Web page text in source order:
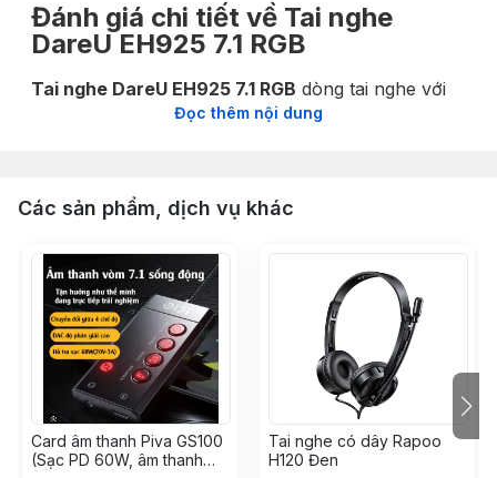
Đánh giá chi tiết về Tai nghe
DareU EH925 7.1 RGB
Tai nghe DareU EH925 7.1 RGB dòng tai nghe với
chất âm cao cấp dành riêng cho game thủ cùng
lượng cho người dùng trải nghiệm âm thanh chân
thực sống động dù sử dụng để nghe nhạc hay chơi
game.
Đọc thêm nội dung
Các sản phẩm, dịch vụ khác
Card âm thanh Piva GS100
(Sạc PD 60W, âm thanh
Tai nghe có dây Rapoo
H120 Đen